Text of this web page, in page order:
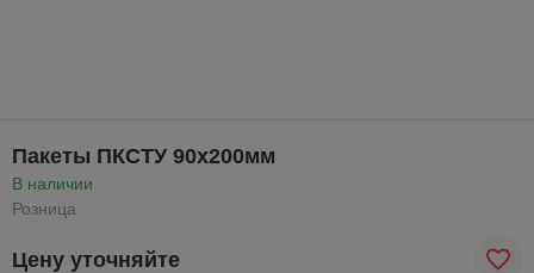
Пакеты ПКСТУ 90х200мм
В наличии
Розница
Цену уточняйте